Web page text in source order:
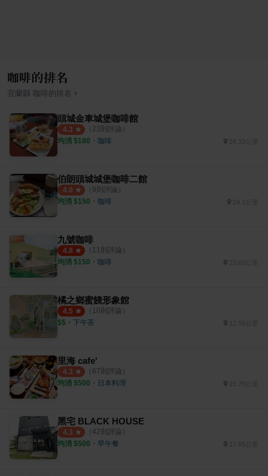
咖啡的排名
宜蘭縣 咖啡 的排名 ›
頭城金車城堡咖啡館
4.3 （ 23則評論）
均消 $180 ・ 咖啡 24.33公里
伯朗頭城城堡咖啡二館
4.0 （ 9則評論）
均消 $150 ・ 咖啡 24.1公里
九號咖啡
4.8 （ 11則評論）
均消 $150 ・ 咖啡
橘之鄉蜜餞形象館
4.5 （ 10則評論）
$$ ・ 下午茶 12.59公里
里海 cafe'
4.3 （ 67則評論）
均消 $500 ・ 日本料理 15.76公里
黑宅 BLACK HOUSE
4.3 （ 42則評論）
均消 $500 ・ 早午餐 17.65公里